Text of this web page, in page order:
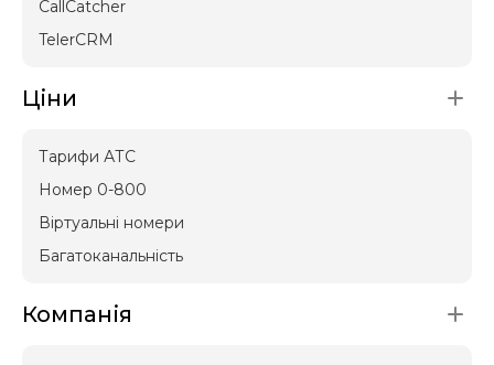
CallCatcher
TelerCRM
Ціни
Тарифи АТС
Номер 0-800
Віртуальні номери
Багатоканальність
Компанія